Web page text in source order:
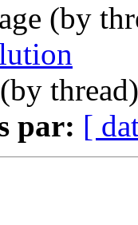
(by
(by
par: [